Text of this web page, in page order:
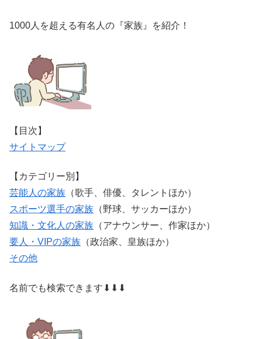
1000人を超える有名人の『家族』を紹介！
【目次】
サイトマップ
【カテゴリー別】
芸能人の家族 （歌手、俳優、タレントほか）
スポーツ選手の家族 （野球、サッカーほか）
知識・文化人の家族 （アナウンサー、作家ほか）
要人・VIPの家族 （政治家、皇族ほか）
その他
名前でも検索できます⬇⬇⬇